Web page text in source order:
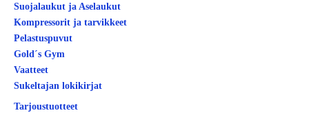
Suojalaukut ja Aselaukut
Kompressorit ja tarvikkeet
Pelastuspuvut
Gold´s Gym
Vaatteet
Sukeltajan lokikirjat
Tarjoustuotteet